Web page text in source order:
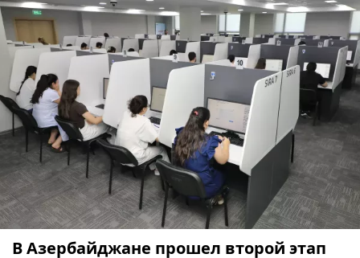
В Азербайджане прошел второй этап